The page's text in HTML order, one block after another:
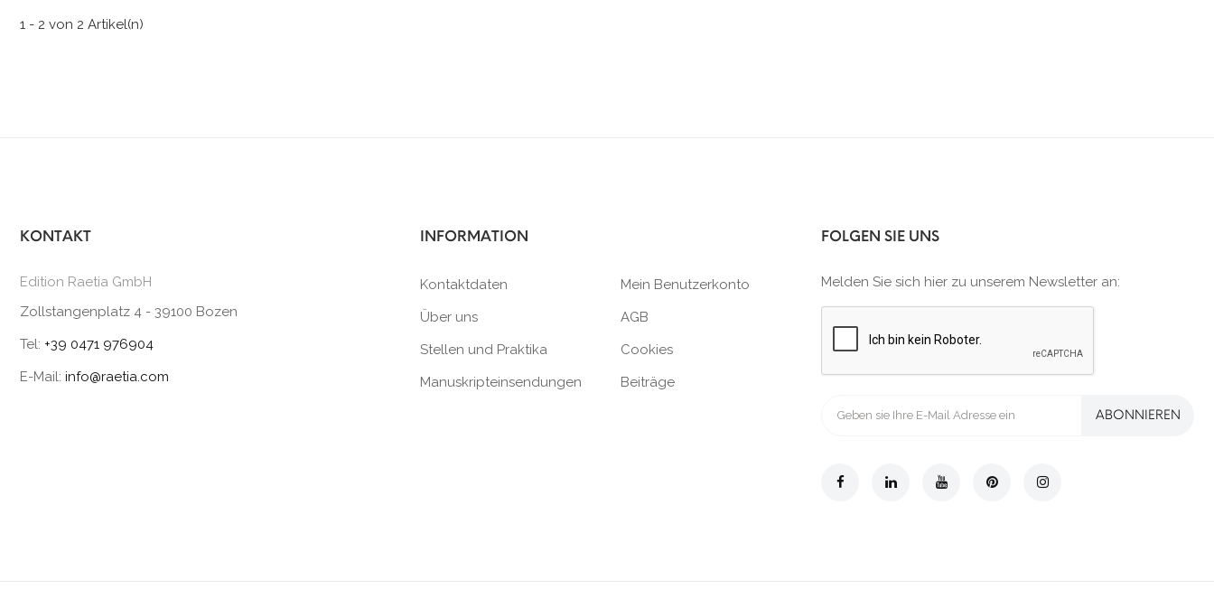
1 - 2 von 2 Artikel(n)
KONTAKT
Edition Raetia GmbH
Zollstangenplatz 4 - 39100 Bozen
Tel: +39 0471 976904
E-Mail: info@raetia.com
INFORMATION
Kontaktdaten
Über uns
Stellen und Praktika
Manuskripteinsendungen
Mein Benutzerkonto
AGB
Cookies
Beiträge
FOLGEN SIE UNS
Melden Sie sich hier zu unserem Newsletter an:
ABONNIEREN